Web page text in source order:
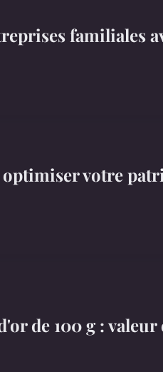
familiales
optimiser votre
de 100 g :